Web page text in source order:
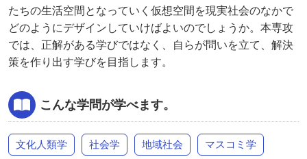
たちの生活空間となっていく仮想空間を現実社会のなかで
どのようにデザインしていけばよいのでしょうか。本専攻
では、正解がある学びではなく、自らが問いを立て、解決
策を作り出す学びを目指します。
こんな学問が学べます。
文化人類学 社会学 地域社会 マスコミ学